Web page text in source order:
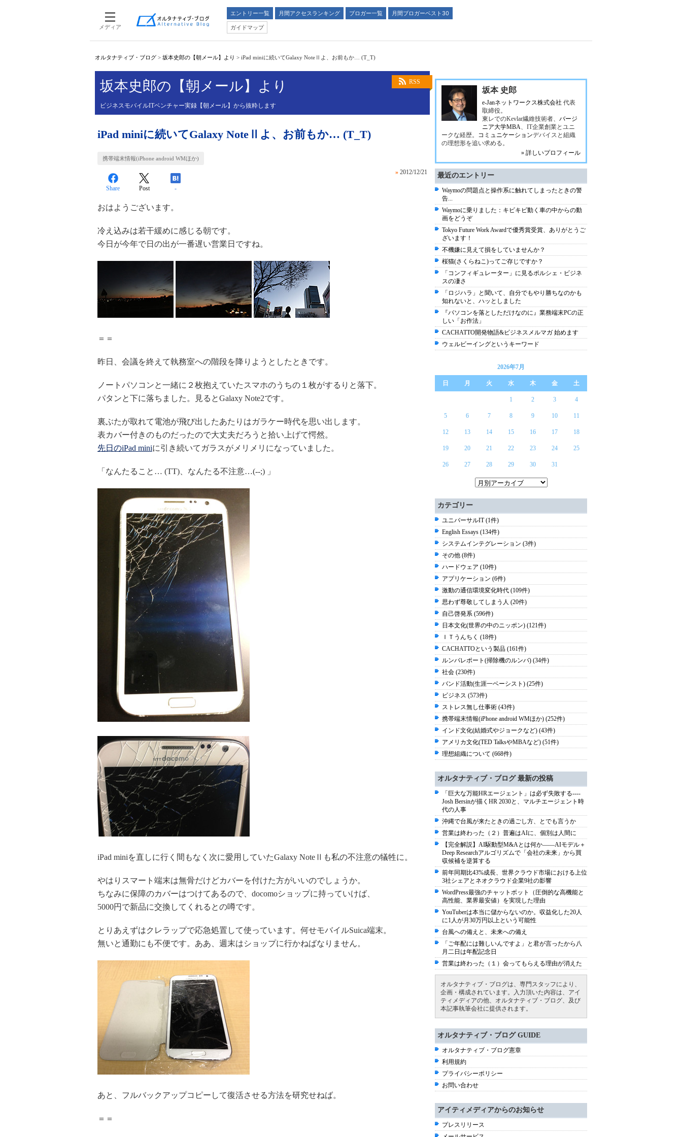
メディア
エントリー一覧 月間アクセスランキング ブロガー一覧
月間ブロガーベスト30
ガイドマップ
オルタナティブ・ブログ > 坂本史郎の【朝メール】より > iPad miniに続いてGalaxy NoteⅡよ、お前もか… (T_T)
RSS
坂本史郎の【朝メール】より
ビジネスモバイルITベンチャー実録【朝メール】から抜粋します
iPad miniに続いてGalaxy NoteⅡよ、お前もか… (T_T)
携帯端末情報(iPhone android WMほか)
» 2012/12/21
Share Post -
おはようございます。
冷え込みは若干緩めに感じる朝です。
今日が今年で日の出が一番遅い営業日ですね。
＝＝
昨日、会議を終えて執務室への階段を降りようとしたときです。
ノートパソコンと一緒に２枚抱えていたスマホのうちの１枚がするりと落下。
パタンと下に落ちました。見るとGalaxy Note2です。
裏ぶたが取れて電池が飛び出したあたりはガラケー時代を思い出します。
表カバー付きのものだったので大丈夫だろうと拾い上げて愕然。
先日のiPad miniに引き続いてガラスがメリメリになっていました。
「なんたること… (TT)、なんたる不注意…(--;) 」
iPad miniを直しに行く間もなく次に愛用していたGalaxy NoteⅡも私の不注意の犠牲に。
やはりスマート端末は無骨だけどカバーを付けた方がいいのでしょうか。
ちなみに保障のカバーはつけてあるので、docomoショップに持っていけば、
5000円で新品に交換してくれるとの噂です。
とりあえずはクレラップで応急処置して使っています。何せモバイルSuica端末。
無いと通勤にも不便です。ああ、週末はショップに行かねばなりません。
あと、フルバックアップコピーして復活させる方法を研究せねば。
＝＝
坂本 史郎
e-Janネットワークス株式会社 代表
取締役。
東レでのKevlar繊維技術者、 バージ
ニア大学MBA、IT企業創業とユニ
ークな経歴。 コミュニケーションデバイスと組織
の理想形を追い求める。
» 詳しいプロフィール
最近のエントリー
Waymoの問題点と操作系に触れてしまったときの警
告...
Waymoに乗りました：キビキビ動く車の中からの動
画をどうぞ
Tokyo Future Work Awardで優秀賞受賞、ありがとうご
ざいます！
不機嫌に見えて損をしていませんか？
桜猫(さくらねこ)ってご存じですか？
「コンフィギュレーター」に見るポルシェ・ビジネ
スの凄さ
「ロジハラ」と聞いて、自分でもやり勝ちなのかも
知れないと、ハッとしました
『パソコンを落としただけなのに』業務端末PCの正
しい「お作法」
CACHATTO開発物語&ビジネスメルマガ 始めます
ウェルビーイングというキーワード
2026年7月
日 月 火 水 木 金 土
1 2 3 4
5 6 7 8 9 10 11
12 13 14 15 16 17 18
19 20 21 22 23 24 25
26 27 28 29 30 31
カテゴリー
ユニバーサルIT (1件)
English Essays (134件)
システムインテグレーション (3件)
その他 (8件)
ハードウェア (10件)
アプリケーション (6件)
激動の通信環境変化時代 (109件)
思わず尊敬してしまう人 (20件)
自己啓発系 (596件)
日本文化(世界の中のニッポン) (121件)
ＩＴうんちく (18件)
CACHATTOという製品 (161件)
ルンバレポート(掃除機のルンバ) (34件)
社会 (230件)
バンド活動(生涯一ベーシスト) (25件)
ビジネス (573件)
ストレス無し仕事術 (43件)
携帯端末情報(iPhone android WMほか) (252件)
インド文化(結婚式やジョークなど) (43件)
アメリカ文化(TED TalksやMBAなど) (51件)
理想組織について (668件)
オルタナティブ・ブログ 最新の投稿
「巨大な万能HRエージェント」は必ず失敗する----
Josh Bersinが描くHR 2030と、マルチエージェント時
代の人事
沖縄で台風が来たときの過ごし方、とでも言うか
営業は終わった（２）普遍はAIに、個別は人間に
【完全解説】AI駆動型M&Aとは何か――AIモデル＋
Deep Researchアルゴリズムで「会社の未来」から買
収候補を逆算する
前年同期比43%成長、世界クラウド市場における上位
3社シェアとネオクラウド企業9社の影響
WordPress最強のチャットボット（圧倒的な高機能と
高性能、業界最安値）を実現した理由
YouTuberは本当に儲からないのか。収益化した20人
に1人が月30万円以上という可能性
台風への備えと、未来への備え
「ご年配には難しいんですよ」と君が言ったから八
月二日は年配記念日
営業は終わった（１）会ってもらえる理由が消えた
オルタナティブ・ブログは、専門スタッフにより、
企画・構成されています。入力頂いた内容は、アイ
ティメディアの他、オルタナティブ・ブログ、及び
本記事執筆会社に提供されます。
オルタナティブ・ブログ GUIDE
オルタナティブ・ブログ憲章
利用規約
プライバシーポリシー
お問い合わせ
アイティメディアからのお知らせ
プレスリリース